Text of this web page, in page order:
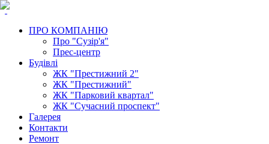
ПРО КОМПАНІЮ
Про "Сузір'я"
Прес-центр
Будівлі
ЖК "Престижний 2"
ЖК "Престижний"
ЖК "Парковий квартал"
ЖК "Сучасний проспект"
Галерея
Контакти
Ремонт